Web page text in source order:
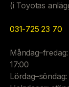
(i Toyotas
031-725 23 70
17:00